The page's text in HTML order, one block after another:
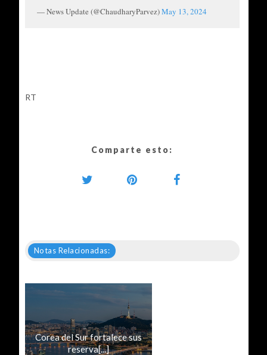
— News Update (@ChaudharyParvez)May 13, 2024
RT
Comparte esto:
Notas Relacionadas:
Corea del Sur fortalece sus
reserva[...]